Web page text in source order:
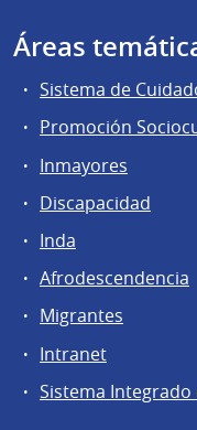
Áreas
Sistema de
Promoción
Inmayores
Discapacidad
Inda
Afrodescendencia
Migrantes
Intranet
Sistema